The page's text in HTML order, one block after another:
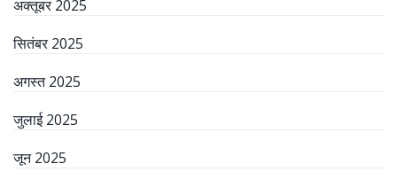
अक्तूबर 2025
सितंबर 2025
अगस्त 2025
जुलाई 2025
जून 2025